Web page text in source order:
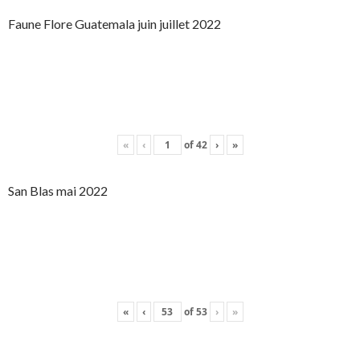
Faune Flore Guatemala juin juillet 2022
« ‹ of42 › »
San Blas mai 2022
« ‹ of53 › »